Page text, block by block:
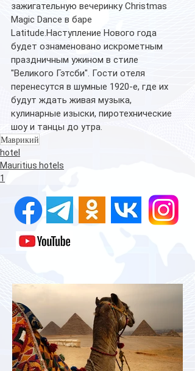
зажигательную вечеринку Christmas
Magic Dance в баре
Latitude.Наступление Нового года
будет ознаменовано искрометным
праздничным ужином в стиле
"Великого Гэтсби". Гости отеля
перенесутся в шумные 1920-е, где их
будут ждать живая музыка,
кулинарные изыски, пиротехнические
шоу и танцы до утра.
Маврикий
hotel
Mauritius hotels
1